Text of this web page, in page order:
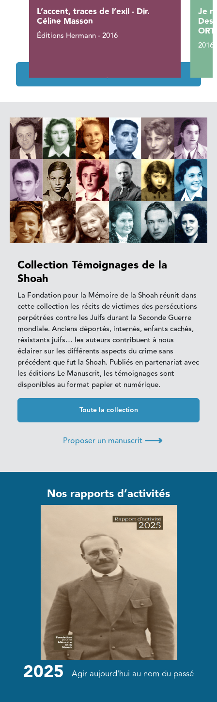
L’accent, traces de l’exil - Dir.
Céline Masson
Éditions Hermann - 2016
Je
Des
Collection Témoignages de la
Shoah
La Fondation pour la Mémoire de la Shoah réunit dans
cette collection les récits de victimes des persécutions
perpétrées contre les Juifs durant la Seconde Guerre
mondiale. Anciens déportés, internés, enfants cachés,
résistants juifs… les auteurs contribuent à nous
éclairer sur les différents aspects du crime sans
précédent que fut la Shoah. Publiés en partenariat avec
les éditions Le Manuscrit, les témoignages sont
disponibles au format papier et numérique.
Toute la collection
Proposer un manuscrit ⟶
Nos rapports d’activités
2025 Agir aujourd'hui au nom du passé